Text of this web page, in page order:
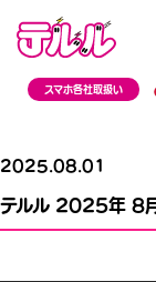
スマホ各社取扱い
2025.08.01
テルル 2025年 8